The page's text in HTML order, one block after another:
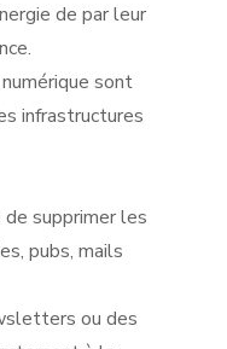
de par leur
sont
infrastructures
de supprimer les
pubs, mails
ou des